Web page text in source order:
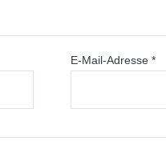
E-Mail-Adresse*